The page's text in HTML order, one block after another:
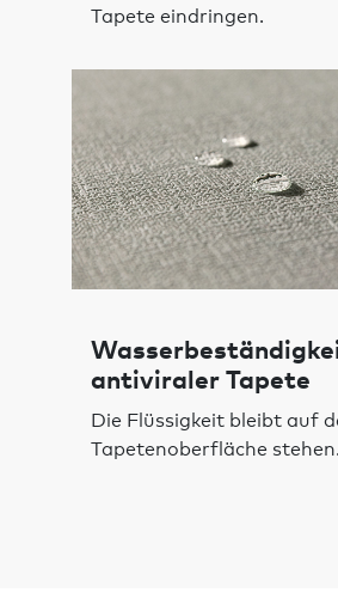
Tapete eindringen.
antiviraler Tapete
Die Flüssigkeit bleibt auf
Tapetenoberfläche stehen.